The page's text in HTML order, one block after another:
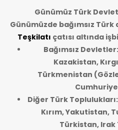
Günümüz Türk
Günümüzde bağımsız
Teşkilatı çatısı altında
Bağımsız
Kazakistan,
Türkmenistan
Diğer Türk
Kırım, Yakutistan,
Türkistan,